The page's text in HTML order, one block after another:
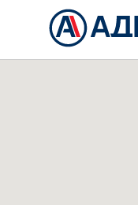
Начало